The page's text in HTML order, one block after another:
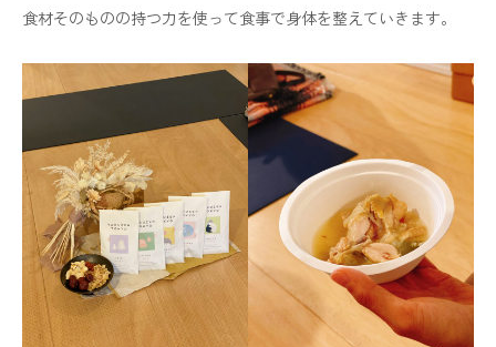
食材そのものの持つ力を使って食事で身体を整えていきます。